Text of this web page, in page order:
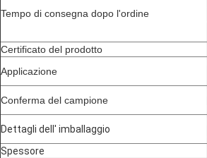
Tempo di consegna dopo l'ordine
Certificato del prodotto
Applicazione
Conferma del campione
Dettagli dell' imballaggio
Spessore